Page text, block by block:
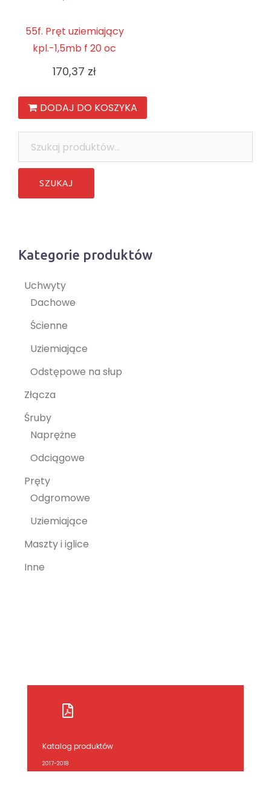
55f. Pręt uziemiający
kpl.-1,5mb f 20 oc
170,37 zł
DODAJ DO KOSZYKA
Kategorie produktów
Uchwyty
Dachowe
Ścienne
Uziemiające
Odstępowe na słup
Złącza
Śruby
Naprężne
Odciągowe
Pręty
Odgromowe
Uziemiające
Maszty i iglice
Inne
Katalog produktów
2017-2018